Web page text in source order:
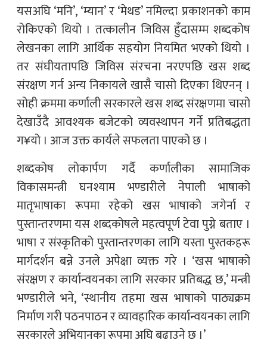
यसअघि ‘मनि’, ‘म्यान’ र ‘मेथड’ नमिल्दा प्रकाशनको काम
रोकिएको थियो । तत्कालीन जिविस हुँदासम्म शब्दकोष
लेखनका लागि आर्थिक सहयोग नियमित भएको थियो ।
तर संघीयतापछि जिविस संरचना नरएपछि खस शब्द
संरक्षण गर्न अन्य निकायले खासै चासो दिएका थिएनन् ।
सोही क्रममा कर्णाली सरकारले खस शब्द संरक्षणमा चासो
देखाउँदै आवश्यक बजेटको व्यवस्थापन गर्ने प्रतिबद्धता
ग¥यो । आज उक्त कार्यले सफलता पाएको छ ।
शब्दकोष लोकार्पण गर्दै कर्णालीका सामाजिक
विकासमन्त्री घनश्याम भण्डारीले नेपाली भाषाको
मातृभाषाका रूपमा रहेको खस भाषाको जगेर्ना र
पुस्तान्तरणमा यस शब्दकोषले महत्वपूर्ण टेवा पुग्ने बताए ।
भाषा र संस्कृतिको पुस्तान्तरणका लागि यस्ता पुस्तकहरू
मार्गदर्शन बन्ने उनले अपेक्षा व्यक्त गरे । ‘खस भाषाको
संरक्षण र कार्यान्वयनका लागि सरकार प्रतिबद्ध छ,’ मन्त्री
भण्डारीले भने, ‘स्थानीय तहमा खस भाषाको पाठ्यक्रम
निर्माण गरी पठनपाठन र व्यावहारिक कार्यान्वयनका लागि
सरकारले अभियानका रूपमा अघि बढाउने छ ।’